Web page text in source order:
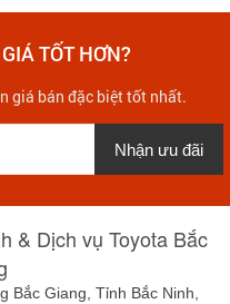
TỐT HƠN?
giá bán đặc biệt tốt nhất.
Nhận ưu đãi
& Dịch vụ Toyota Bắc
Bắc Giang, Tỉnh Bắc Ninh,